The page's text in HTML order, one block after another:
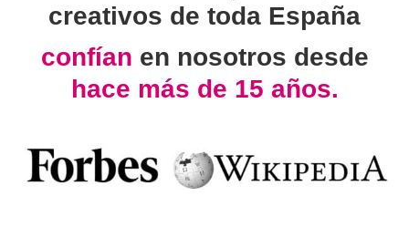
creativos de toda España
confían en nosotros desde
hace más de 15 años.